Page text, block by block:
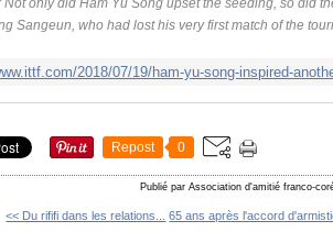
only did Ham Yu Song upset the seeding, so did
Sangeun, who had lost his very first match of the
2018/07/19/ham-yu-song-inspired-
Repost 0
Publié par Association d'amitié franco-
<< Du rififi dans les relations... 65 ans après l'accord